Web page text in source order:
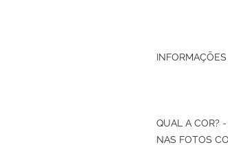
QUAL A COR?
NAS FOTOS